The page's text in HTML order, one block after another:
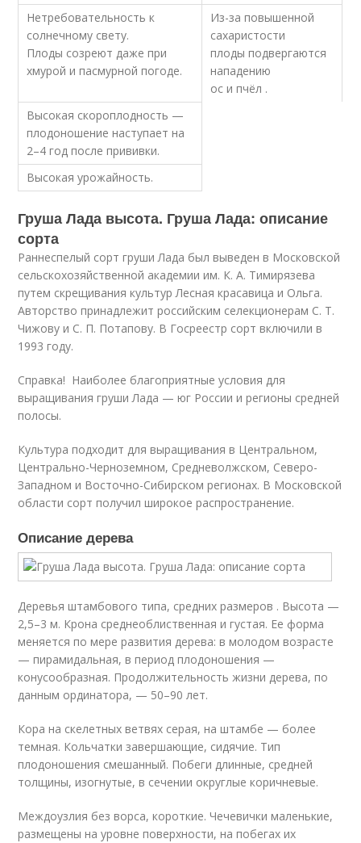
Нетребовательность к
солнечному свету.
Плоды созреют даже при
хмурой и пасмурной погоде.
Из-за повышенной
сахаристости
плоды подвергаются
нападению
ос и пчёл .
Высокая скороплодность —
плодоношение наступает на
2–4 год после прививки.
Высокая урожайность.
Груша Лада высота. Груша Лада: описание
сорта
Раннеспелый сорт груши Лада был выведен в Московской
сельскохозяйственной академии им. К. А. Тимирязева
путем скрещивания культур Лесная красавица и Ольга.
Авторство принадлежит российским селекционерам С. Т.
Чижову и С. П. Потапову. В Госреестр сорт включили в
1993 году.
Справка! Наиболее благоприятные условия для
выращивания груши Лада — юг России и регионы средней
полосы.
Культура подходит для выращивания в Центральном,
Центрально-Черноземном, Средневолжском, Северо-
Западном и Восточно-Сибирском регионах. В Московской
области сорт получил широкое распространение.
Описание дерева
Деревья штамбового типа, средних размеров . Высота —
2,5–3 м. Крона среднеоблиственная и густая. Ее форма
меняется по мере развития дерева: в молодом возрасте
— пирамидальная, в период плодоношения —
конусообразная. Продолжительность жизни дерева, по
данным ординатора, — 50–90 лет.
Кора на скелетных ветвях серая, на штамбе — более
темная. Кольчатки завершающие, сидячие. Тип
плодоношения смешанный. Побеги длинные, средней
толщины, изогнутые, в сечении округлые коричневые.
Междоузлия без ворса, короткие. Чечевички маленькие,
размещены на уровне поверхности, на побегах их